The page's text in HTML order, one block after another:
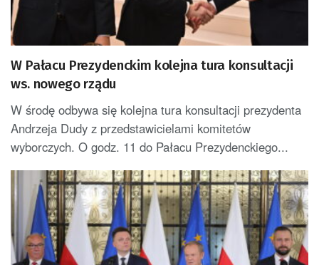
W Pałacu Prezydenckim kolejna tura konsultacji
ws. nowego rządu
W środę odbywa się kolejna tura konsultacji prezydenta
Andrzeja Dudy z przedstawicielami komitetów
wyborczych. O godz. 11 do Pałacu Prezydenckiego...